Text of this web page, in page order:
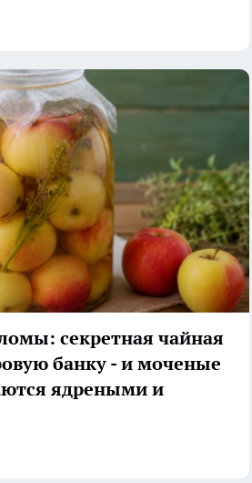
секретная чайная
банку - и моченые
ядреными и